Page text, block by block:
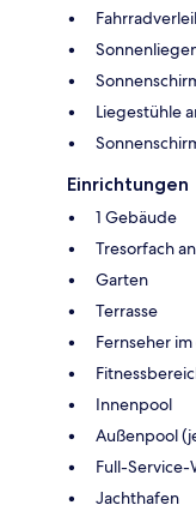
Liegestühle
Einrichtungen
1 Gebäude
Tresorfach
Garten
Terrasse
Fernseher
Innenpool
Außenpool
Full-
Jachthafen